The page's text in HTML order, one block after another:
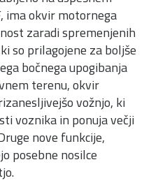
ima okvir motornega
zaradi spremenjenih
so prilagojene za boljše
bočnega upogibanja
terenu, okvir
vožnjo, ki
voznika in ponuja večji
nove funkcije,
posebne nosilce